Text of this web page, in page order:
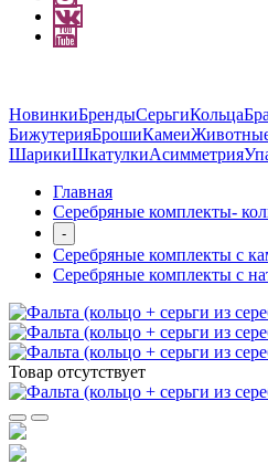
НовинкиБрендыСерьгиКольца
БижутерияБрошиКамеи
ШарикиШкатулкиАсимметрия
Главная
Серебряные комплекты-
-
Серебряные комплекты с
Серебряные комплекты с
Товар отсутствует